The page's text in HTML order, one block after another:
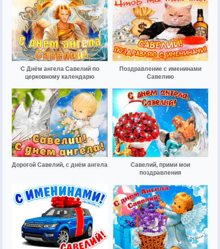
С Днём ангела Савелий по
церковному календарю
Поздравление с именинами
Савелию
Дорогой Савелий, с днём ангела
Савелий, прими мои
поздравления